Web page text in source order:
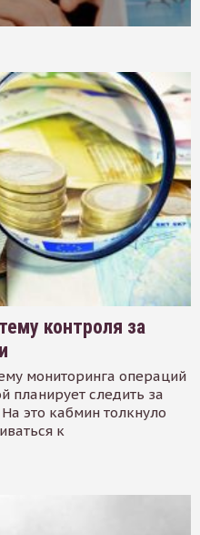
контроля за
мониторинга операций
планирует следить за
это кабмин толкнуло
к